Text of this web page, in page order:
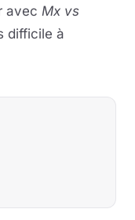
avec Mx vs
difficile à